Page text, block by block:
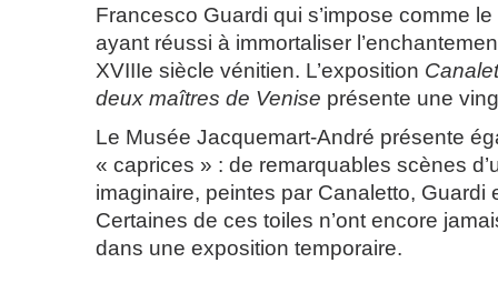
Francesco Guardi qui s’impose comme
ayant réussi à immortaliser
XVIIIe siècle vénitien. L’exposition
deux maîtres de Venise présente une
Le Musée Jacquemart-André présente
« caprices » : de remarquables scènes
imaginaire, peintes par Canaletto, Guardi
Certaines de ces toiles n’ont encore
dans une exposition temporaire.